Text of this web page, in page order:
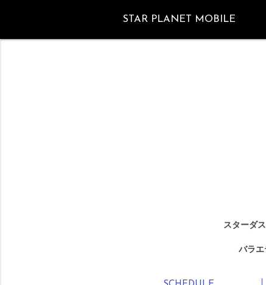
STAR PLANET MOBILE
スターダ
バラエ